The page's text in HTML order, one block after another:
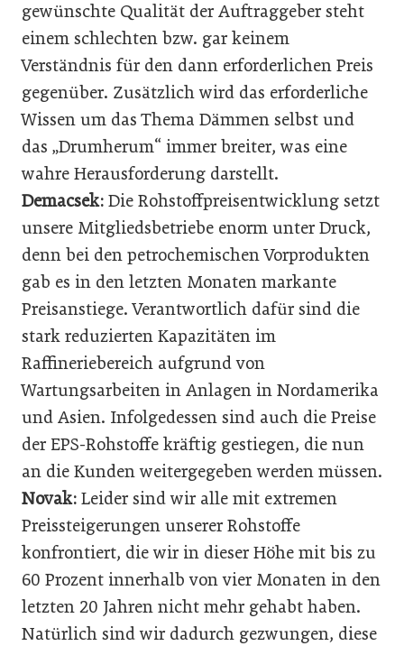
gewünschte Qualität der Auftraggeber steht
einem schlechten bzw. gar keinem
Verständnis für den dann erforderlichen Preis
gegenüber. Zusätzlich wird das erforderliche
Wissen um das Thema Dämmen selbst und
das „Drumherum“ immer breiter, was eine
wahre Herausforderung darstellt.
Demacsek: Die Rohstoffpreisentwicklung setzt
unsere Mitgliedsbetriebe enorm unter Druck,
denn bei den petrochemischen Vorprodukten
gab es in den letzten Monaten markante
Preisanstiege. Verantwortlich dafür sind die
stark reduzierten Kapazitäten im
Raffineriebereich aufgrund von
Wartungsarbeiten in Anlagen in Nordamerika
und Asien. Infolgedessen sind auch die Preise
der EPS-Rohstoffe kräftig gestiegen, die nun
an die Kunden weitergegeben werden müssen.
Novak: Leider sind wir alle mit extremen
Preissteigerungen unserer Rohstoffe
konfrontiert, die wir in dieser Höhe mit bis zu
60 Prozent innerhalb von vier Monaten in den
letzten 20 Jahren nicht mehr gehabt haben.
Natürlich sind wir dadurch gezwungen, diese